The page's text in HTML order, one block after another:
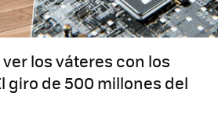
los váteres con los
giro de 500 millones del